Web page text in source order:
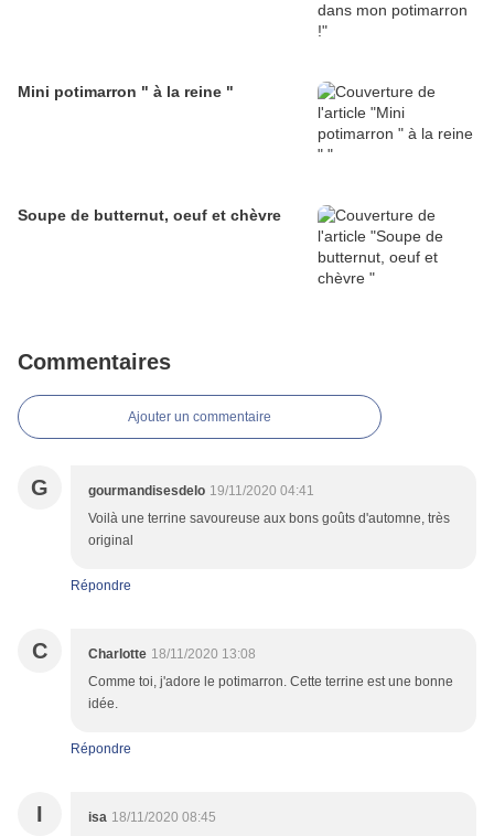
Mini potimarron " à la reine "
Soupe de butternut, oeuf et chèvre
Commentaires
Ajouter un commentaire
G gourmandisesdelo 19/11/2020 04:41
Voilà une terrine savoureuse aux bons goûts d'automne, très
original
Répondre
C Charlotte 18/11/2020 13:08
Comme toi, j'adore le potimarron. Cette terrine est une bonne
idée.
Répondre
I isa 18/11/2020 08:45